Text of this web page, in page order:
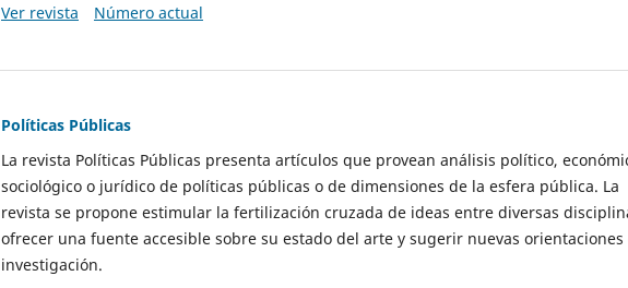
Ver revista
Número actual
Políticas Públicas
La revista Políticas Públicas presenta artículos que provean análisis político,
sociológico o jurídico de políticas públicas o de dimensiones de la esfera pública. La
revista se propone estimular la fertilización cruzada de ideas entre diversas
ofrecer una fuente accesible sobre su estado del arte y sugerir nuevas orientaciones
investigación.